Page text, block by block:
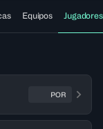
Equipos Jugadores
POR